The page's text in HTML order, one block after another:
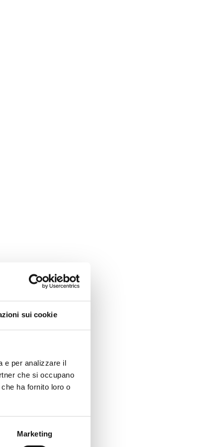
sui cookie
e per analizzare il
che si occupano
ha fornito loro o
Marketing